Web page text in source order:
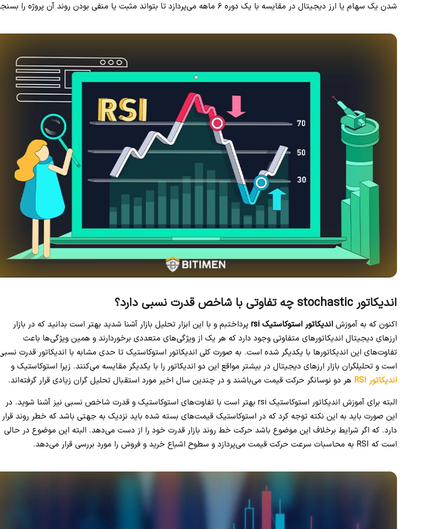
شدن یک سهام یا ارز دیجیتال در مقایسه با یک دوره 6 ماهه می‌پردازد تا بتواند مثبت یا منفی بودن روند آن پروژه را بسنجد.
اندیکاتور stochastic چه تفاوتی با شاخص قدرت نسبی دارد؟
اکنون که به آموزش اندیکاتور استوکاستیک rsi
پرداختبم و با این ابزار تحلیل بازار آشنا شدید بهتر است بدانید که در بازار
ارزهای دیجیتال اندیکاتورهای متفاوتی وجود دارد که هر یک از ویژگی‌های متعددی برخوردارند و همین ویژگی‌ها باعث
تفاوت‌های این اندیکاتورها با یکدیگر شده است. به صورت کلی اندیکاتور استوکاستیک تا حدی مشابه با اندیکاتور قدرت
است و تحلیلگران بازار ارزهای دیجیتال در بیشتر مواقع این دو اندیکاتور را با یکدیگر مقایسه می‌کنند. زیرا استوکاستیک و
اندیکاتور RSI
هر دو نوسانگر حرکت قیمت می‌باشند و در چندین سال اخیر مورد استقبال تحلیل گران زیادی قرار گرفته‌اند.
البته برای آموزش اندیکاتور استوکاستیک rsi بهتر است با تفاوت‌‌های استوکاستیک و قدرت شاخص نسبی نیز آشنا شوید. در
این صورت باید به این نکته توجه کرد که در استوکاستیک قیمت‌های بسته شده باید نزدیک به جهتی باشد که خطر روند قرار
دارد. که اگر شرایط برخلاف این موضوع باشد حرکت خط روند بازار قدرت خود را از دست می‌دهد. البته این موضوع در حالی
است که RSI به محاسبات سرعت حرکت قیمت می‌پردازد و سطوح اشباع خرید و فروش را مورد بررسی قرار می‌دهد.